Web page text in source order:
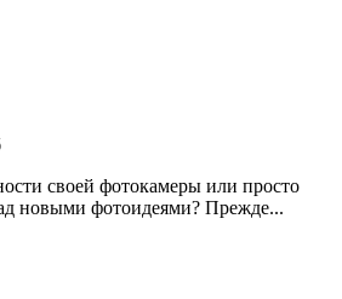
своей фотокамеры или просто
новыми фотоидеями? Прежде...